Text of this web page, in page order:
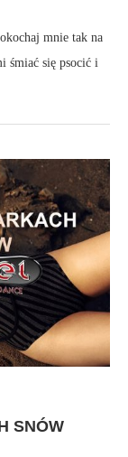
mnie tak na
śmiać się psocić i
SNÓW